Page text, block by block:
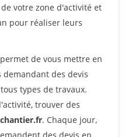
votre zone d'activité et
pour réaliser leurs
de vous mettre en
des devis
types de travaux.
trouver des
. Chaque jour,